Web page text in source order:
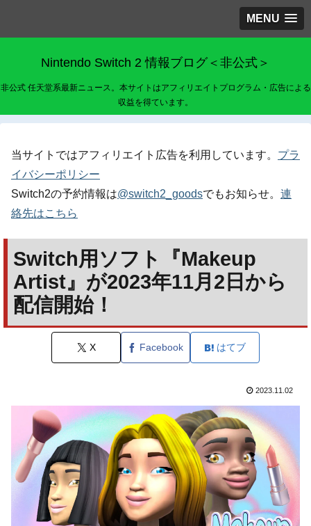
MENU
Nintendo Switch 2 情報ブログ＜非公式＞
非公式 任天堂系最新ニュース。本サイトはアフィリエイトプログラム・広告による
収益を得ています。
当サイトではアフィリエイト広告を利用しています。 プラ
イバシーポリシー
Switch2の予約情報は@switch2_goodsでもお知らせ。 連
絡先はこちら
Switch用ソフト『Makeup
Artist』が2023年11月2日から
配信開始！
X Facebook はてブ
2023.11.02